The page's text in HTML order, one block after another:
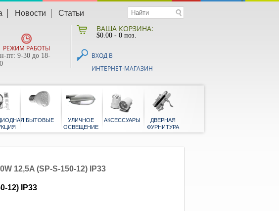
Новости Статьи
РЕЖИМ РАБОТЫ
пт: 9-30 до 18-
ВАША КОРЗИНА:
$0.00 - 0 поз.
ВХОД В
ИНТЕРНЕТ-МАГАЗИН
СВЕТОДИОДНАЯ БЫТОВЫЕ УЛИЧНОЕ АКСЕССУАРЫ
12,5A (SP-S-150-12) IP33
12) IP33